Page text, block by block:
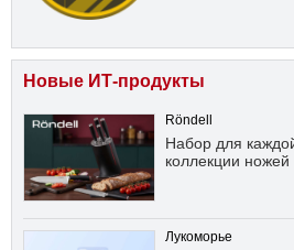
Новые ИТ-продукты
Röndell
Набор для
коллекции
Лукоморье